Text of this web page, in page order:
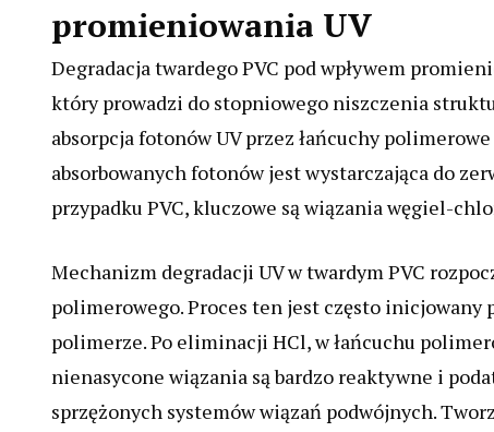
promieniowania UV
Degradacja twardego PVC pod wpływem
który prowadzi do stopniowego niszczenia
absorpcja fotonów UV przez łańcuchy
absorbowanych fotonów jest wystarczająca do
przypadku PVC, kluczowe są wiązania węgiel-
Mechanizm degradacji UV w twardym PVC
polimerowego. Proces ten jest często
polimerze. Po eliminacji HCl, w łańcuchu
nienasycone wiązania są bardzo reaktywne i
sprzężonych systemów wiązań podwójnych.